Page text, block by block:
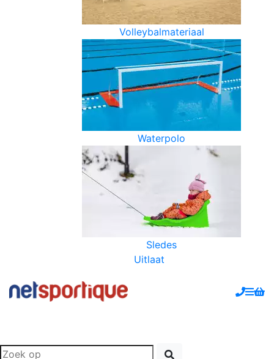
Volleybalmateriaal
Waterpolo
Sledes
Uitlaat